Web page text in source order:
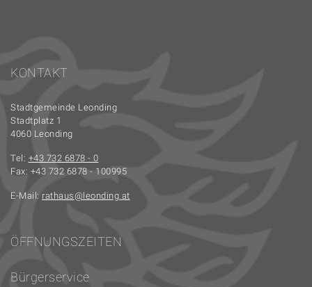
KONTAKT
Stadtgemeinde Leonding
Stadtplatz 1
4060 Leonding
Tel: +43 732 6878 - 0
Fax: +43 732 6878 - 100995
E-Mail: rathaus leonding.at
ÖFFNUNGSZEITEN
Bürgerservice